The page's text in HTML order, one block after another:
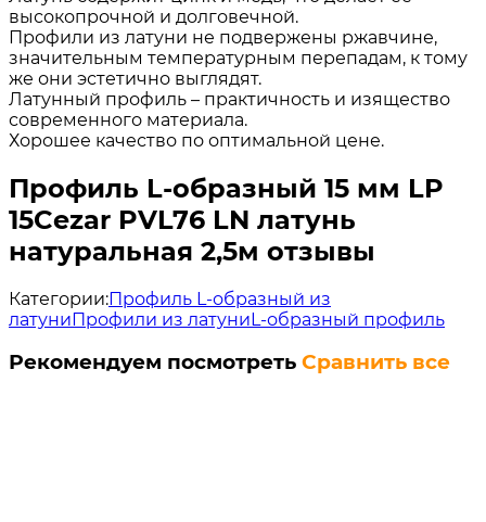
высокопрочной и долговечной.
Профили из латуни не подвержены ржавчине,
значительным температурным перепадам, к тому
же они эстетично выглядят.
Латунный профиль – практичность и изящество
современного материала.
Хорошее качество по оптимальной цене.
Профиль L-образный 15 мм LP
15Cezar PVL76 LN латунь
натуральная 2,5м отзывы
Категории:Профиль L-образный из
латуниПрофили из латуниL-образный профиль
Рекомендуем посмотреть Сравнить все